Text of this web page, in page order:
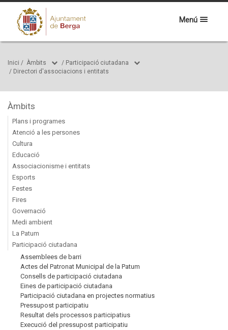
Menú
Inici / Àmbits / Participació ciutadana
/ Directori d'associacions i entitats
Àmbits
Plans i programes
Atenció a les persones
Cultura
Educació
Associacionisme i entitats
Esports
Festes
Fires
Governació
Medi ambient
La Patum
Participació ciutadana
Assemblees de barri
Actes del Patronat Municipal de la Patum
Consells de participació ciutadana
Eines de participació ciutadana
Participació ciutadana en projectes normatius
Pressupost participatiu
Resultat dels processos participatius
Execució del pressupost participatiu